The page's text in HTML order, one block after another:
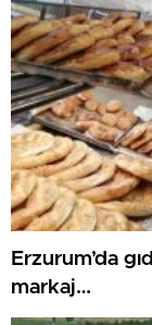
Erzurum’da
markaj…